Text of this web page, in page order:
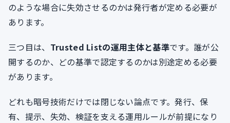
のような場合に失効させるのかは発行者が定める必要が
あります。
三つ目は、 Trusted Listの運用主体と基準です。誰が公
開するのか、どの基準で認定するのかは別途定める必要
があります。
どれも暗号技術だけでは閉じない論点です。発行、保
有、提示、失効、検証を支える運用ルールが前提になり